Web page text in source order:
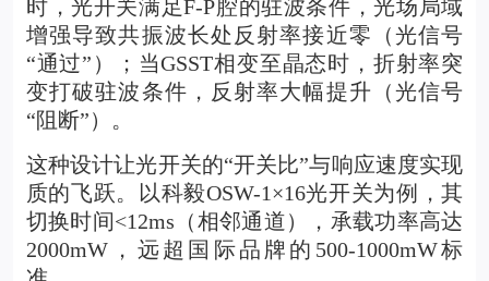
时，光开关满足F-P腔的驻波条件，光场局域
增强导致共振波长处反射率接近零（光信号
“通过”）；当GSST相变至晶态时，折射率突
变打破驻波条件，反射率大幅提升（光信号
“阻断”）。
这种设计让光开关的“开关比”与响应速度实现
质的飞跃。以科毅OSW-1×16光开关为例，其
切换时间<12ms（相邻通道），承载功率高达
2000mW，远超国际品牌的500-1000mW标